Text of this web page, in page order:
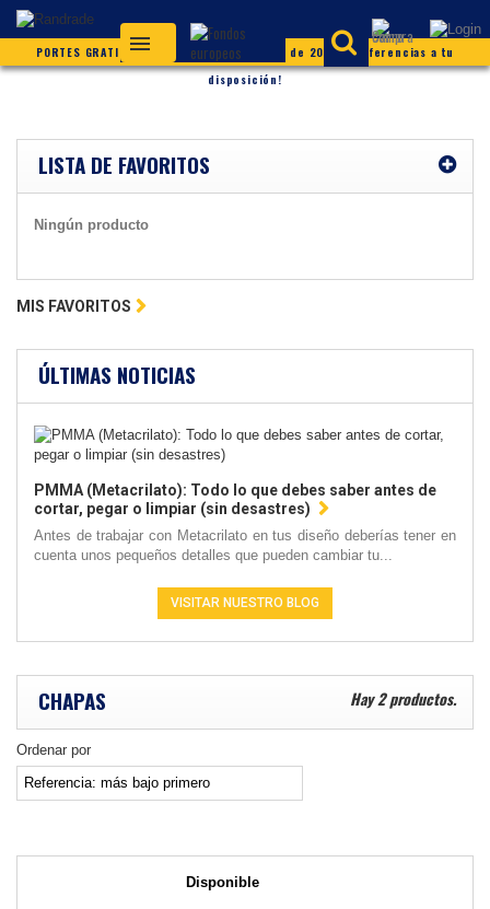
PORTES GRATIS (según condiciones) ¡Más de 20.000 referencias a tu
disposición!
LISTA DE FAVORITOS
Ningún producto
MIS FAVORITOS
ÚLTIMAS NOTICIAS
PMMA (Metacrilato): Todo lo que debes saber antes de
cortar, pegar o limpiar (sin desastres)
Antes de trabajar con Metacrilato en tus diseño deberías tener en
cuenta unos pequeños detalles que pueden cambiar tu...
VISITAR NUESTRO BLOG
CHAPAS Hay 2 productos.
Ordenar por
Disponible